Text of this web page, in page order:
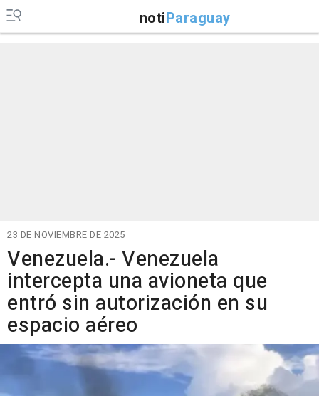
notiParaguay
23 DE NOVIEMBRE DE 2025
Venezuela.- Venezuela
intercepta una avioneta que
entró sin autorización en su
espacio aéreo